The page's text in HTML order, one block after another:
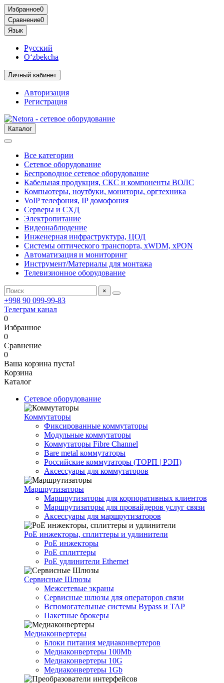
Избранное0
Сравнение0
Язык
Русский
O‘zbekcha
Личный кабинет
Авторизация
Регистрация
Каталог
Все категории
Сетевое оборудование
Беспроводное сетевое оборудование
Кабельная продукция, СКС и компоненты ВОЛС
Компьютеры, ноутбуки, мониторы, оргтехника
VoIP телефония, IP домофония
Серверы и СХД
Электропитание
Видеонаблюдение
Инженерная инфраструктура, ЦОД
Системы оптического транспорта, xWDM, xPON
Автоматизация и мониторинг
Инструмент/Материалы для монтажа
Телевизионное оборудование
×
+998 90 099-99-83
Телеграм канал
0
Избранное
0
Сравнение
0
Ваша корзина пуста!
Корзина
Каталог
Сетевое оборудование
Коммутаторы
Фиксированные коммутаторы
Модульные коммутаторы
Коммутаторы Fibre Channel
Bare metal коммутаторы
Российские коммутаторы (ТОРП | РЭП)
Аксессуары для коммутаторов
Маршрутизаторы
Маршрутизаторы для корпоративных клиентов
Маршрутизаторы для провайдеров услуг связи
Аксессуары для маршрутизаторов
PoE инжекторы, сплиттеры и удлинители
PoE инжекторы
PoE сплиттеры
PoE удлинители Ethernet
Сервисные Шлюзы
Межсетевые экраны
Сервисные шлюзы для операторов связи
Вспомогательные системы Bypass и TAP
Пакетные брокеры
Медиаконвертеры
Блоки питания медиаконвертеров
Медиаконвертеры 100Mb
Медиаконвертеры 10G
Медиаконвертеры 1Gb